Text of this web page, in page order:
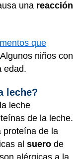
una reacción
que
niños con
edad.
leche?
leche
de la leche.
proteína de la
al suero de
alérgicas a la